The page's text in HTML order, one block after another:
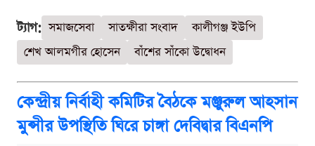
ট্যাগ: সমাজসেবা সাতক্ষীরা সংবাদ
কালীগঞ্জ ইউপি
শেখ আলমগীর হোসেন
বাঁশের সাঁকো উদ্বোধন
কেন্দ্রীয় নির্বাহী কমিটির বৈঠকে মঞ্জুরুল আহসান
মুন্সীর উপস্থিতি ঘিরে চাঙ্গা দেবিদ্বার বিএনপি